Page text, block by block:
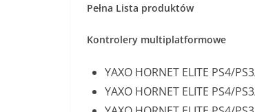
Pełna Lista produktów
Kontrolery multiplatformowe
YAXO HORNET ELITE PS4/
YAXO HORNET ELITE PS4/